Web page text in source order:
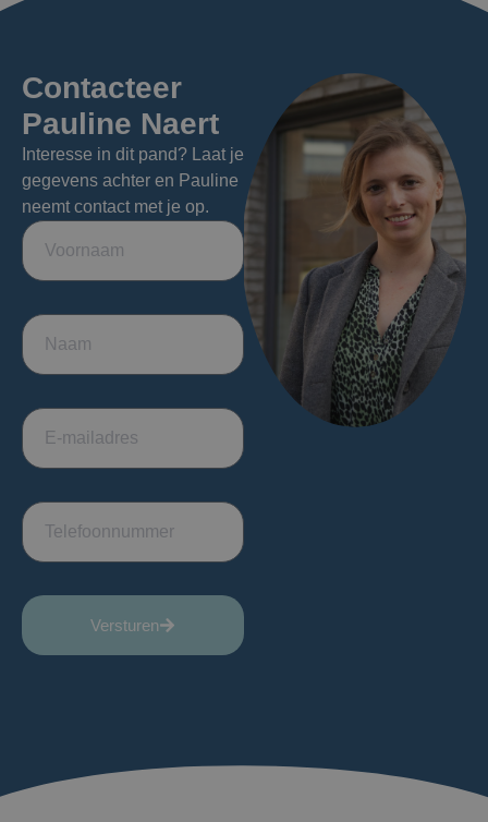
Contacteer
Pauline Naert
Interesse in dit pand? Laat je
gegevens achter en Pauline
neemt contact met je op.
Versturen